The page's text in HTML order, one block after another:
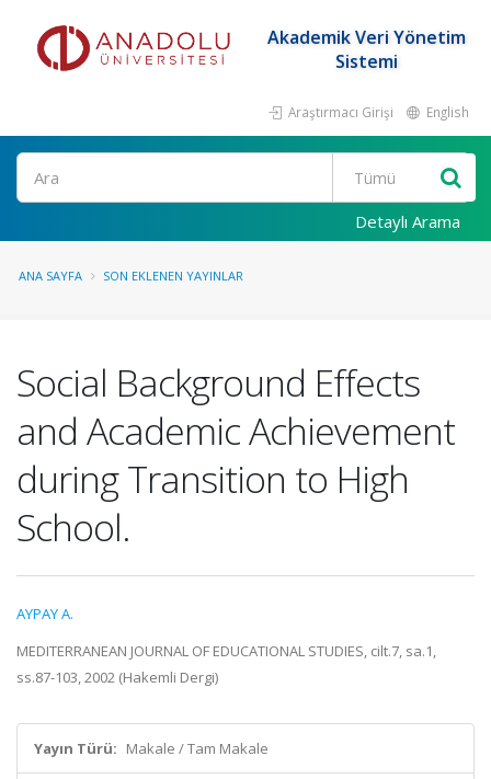
Akademik Veri Yönetim
Sistemi
Araştırmacı Girişi English
Ara
Detaylı Arama
ANA SAYFA SON EKLENEN YAYINLAR
Social Background Effects
and Academic Achievement
during Transition to High
School.
AYPAY A.
MEDITERRANEAN JOURNAL OF EDUCATIONAL STUDIES, cilt.7, sa.1,
ss.87-103, 2002 (Hakemli Dergi)
Yayın Türü: Makale / Tam Makale